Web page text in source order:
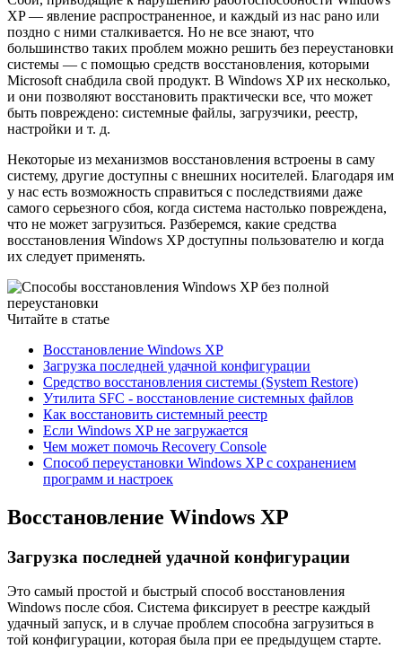
XP — явление распространенное, и каждый из нас рано или
поздно с ними сталкивается. Но не все знают, что
большинство таких проблем можно решить без переустановки
системы — с помощью средств восстановления, которыми
Microsoft снабдила свой продукт. В Windows XP их несколько,
и они позволяют восстановить практически все, что может
быть повреждено: системные файлы, загрузчики, реестр,
настройки и т. д.
Некоторые из механизмов восстановления встроены в саму
систему, другие доступны с внешних носителей. Благодаря им
у нас есть возможность справиться с последствиями даже
самого серьезного сбоя, когда система настолько повреждена,
что не может загрузиться. Разберемся, какие средства
восстановления Windows XP доступны пользователю и когда
их следует применять.
Читайте в статье
Восстановление Windows XP
Загрузка последней удачной конфигурации
Средство восстановления системы (System Restore)
Утилита SFC - восстановление системных файлов
Как восстановить системный реестр
Если Windows XP не загружается
Чем может помочь Recovery Console
Способ переустановки Windows XP с сохранением
программ и настроек
Восстановление Windows XP
Загрузка последней удачной конфигурации
Это самый простой и быстрый способ восстановления
Windows после сбоя. Система фиксирует в реестре каждый
удачный запуск, и в случае проблем способна загрузиться в
той конфигурации, которая была при ее предыдущем старте.